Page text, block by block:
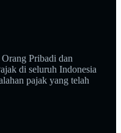
Orang Pribadi dan
di seluruh Indonesia
pajak yang telah